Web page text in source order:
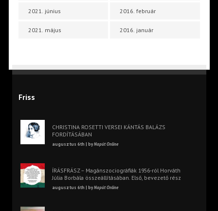
2021. június
2021. május
2016. február
2016. január
Friss
CHRISTINA ROSETTI VERSEI KÁNTÁS BALÁZS
FORDÍTÁSÁBAN
augusztus 6th | byNapút Online
ÍRÁSFRÁSZ – Magánszociográfiák 1956-ról Horváth
Júlia Borbála összeállításában. Első, bevezető rész
augusztus 6th | byNapút Online